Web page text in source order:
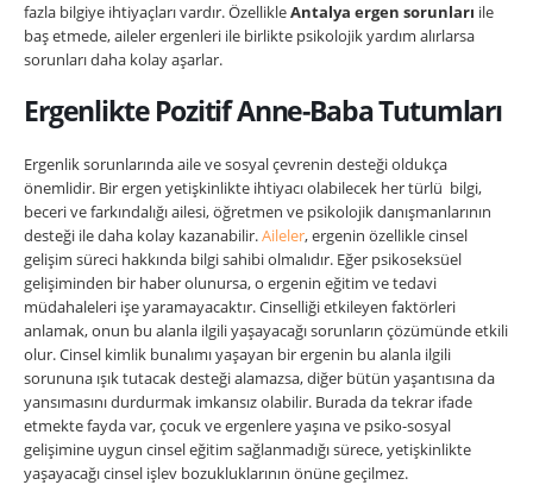
fazla bilgiye ihtiyaçları vardır. ÖzellikleAntalya ergen sorunları ile
baş etmede, aileler ergenleri ile birlikte psikolojik yardım alırlarsa
sorunları daha kolay aşarlar.
Ergenlikte Pozitif Anne-Baba Tutumları
Ergenlik sorunlarında aile ve sosyal çevrenin desteği oldukça
önemlidir. Bir ergen yetişkinlikte ihtiyacı olabilecek her türlü bilgi,
beceri ve farkındalığı ailesi, öğretmen ve psikolojik danışmanlarının
desteği ile daha kolay kazanabilir.Aileler, ergenin özellikle cinsel
gelişim süreci hakkında bilgi sahibi olmalıdır. Eğer psikoseksüel
gelişiminden bir haber olunursa, o ergenin eğitim ve tedavi
müdahaleleri işe yaramayacaktır. Cinselliği etkileyen faktörleri
anlamak, onun bu alanla ilgili yaşayacağı sorunların çözümünde etkili
olur. Cinsel kimlik bunalımı yaşayan bir ergenin bu alanla ilgili
sorununa ışık tutacak desteği alamazsa, diğer bütün yaşantısına da
yansımasını durdurmak imkansız olabilir. Burada da tekrar ifade
etmekte fayda var, çocuk ve ergenlere yaşına ve psiko-sosyal
gelişimine uygun cinsel eğitim sağlanmadığı sürece, yetişkinlikte
yaşayacağı cinsel işlev bozukluklarının önüne geçilmez.